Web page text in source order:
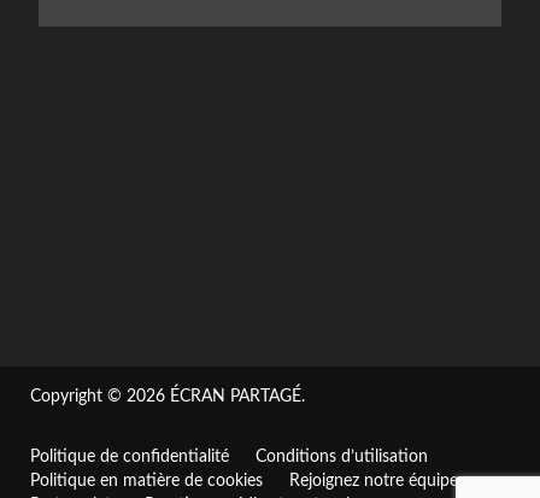
Copyright © 2026 ÉCRAN PARTAGÉ.
Politique de confidentialité
Conditions d’utilisation
Politique en matière de cookies
Rejoignez notre équipe